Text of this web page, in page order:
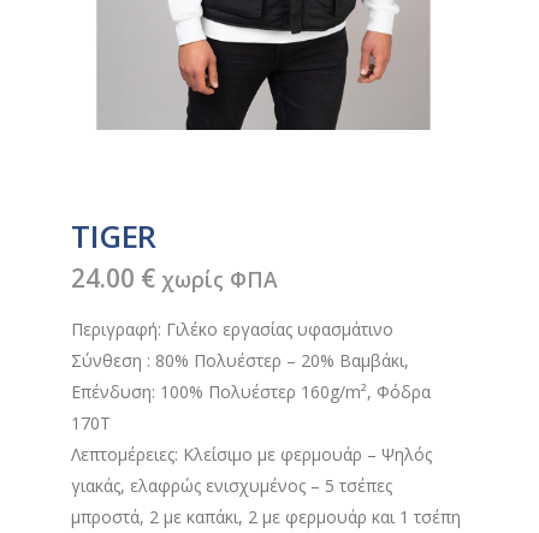
TIGER
24.00 € χωρίς ΦΠΑ
Περιγραφή: Γιλέκο εργασίας υφασμάτινο
Σύνθεση : 80% Πολυέστερ – 20% Βαμβάκι,
Επένδυση: 100% Πολυέστερ 160g/m², Φόδρα
170Τ
Λεπτομέρειες: Κλείσιμο με φερμουάρ – Ψηλός
γιακάς, ελαφρώς ενισχυμένος – 5 τσέπες
μπροστά, 2 με καπάκι, 2 με φερμουάρ και 1 τσέπη